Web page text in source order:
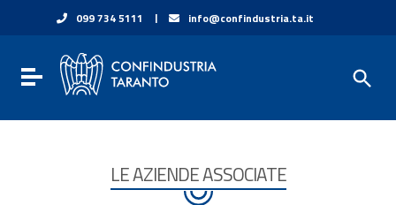
Vai ai contenuti
Vai al menu di navigazione
099 734 5111 | info@confindustria.ta.it
Toggle navigation
LE AZIENDE ASSOCIATE